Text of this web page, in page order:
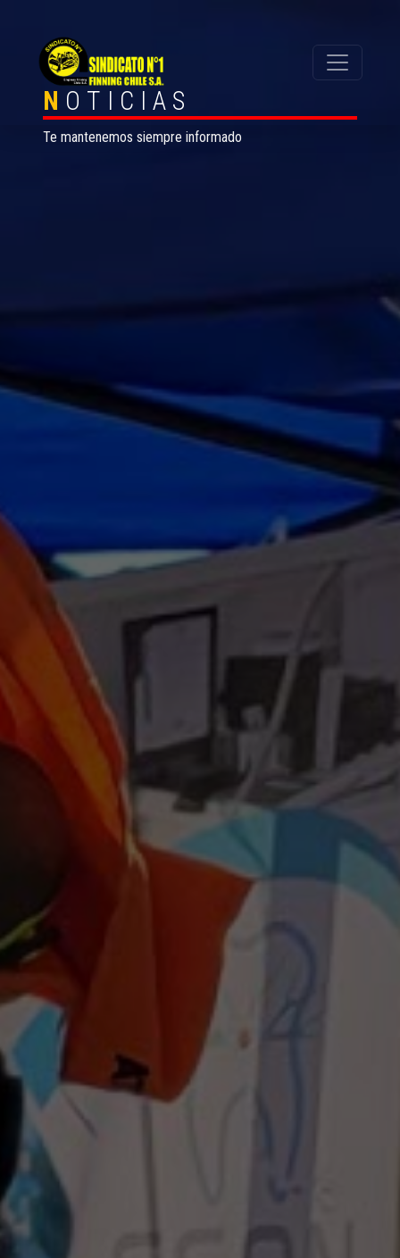
N OTICIAS
Te mantenemos siempre informado